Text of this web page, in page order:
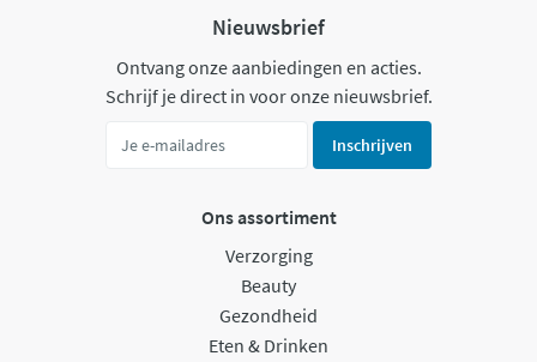
Nieuwsbrief
Ontvang onze aanbiedingen en acties.
Schrijf je direct in voor onze nieuwsbrief.
Inschrijven
Ons assortiment
Verzorging
Beauty
Gezondheid
Eten & Drinken